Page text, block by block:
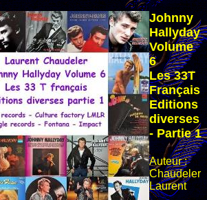
Johnny
Hallyday
Volume
6
Les 33T
Français
Editions
diverses
- Partie 1
Auteur :
Chaudeler
Laurent